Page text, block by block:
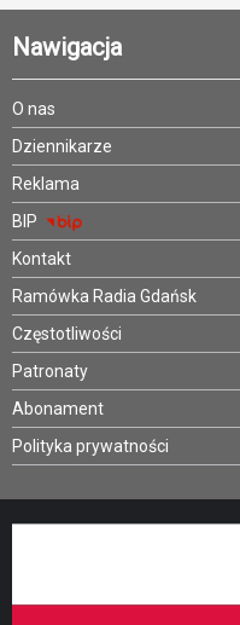
Nawigacja
O nas
Dziennikarze
Reklama
BIP
Kontakt
Ramówka Radia Gdańsk
Częstotliwości
Patronaty
Abonament
Polityka prywatności